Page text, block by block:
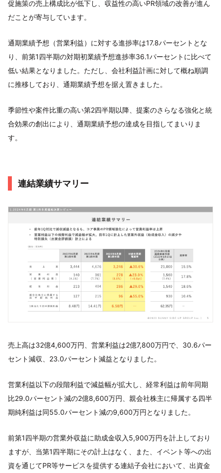
促施策の売上構成比が低下し、収益性の高いPR領域の改善が進ん
だことが寄与しています。
通期業績予想（営業利益）に対する進捗率は17.8パーセントとな
り、前第1四半期の対期初業績予想進捗率36.1パーセントに比べて
低い結果となりました。ただし、会社利益計画に対して概ね順調
に推移しており、通期業績予想を据え置きました。
季節性や案件比重の高い第2四半期以降、提案のさらなる強化と統
合効果の創出により、通期業績予想の達成を目指してまいりま
す。
連結業績サマリー
売上高は32億4,600万円、営業利益は2億7,800万円で、30.6パー
セント減収、23.0パーセント減益となりました。
営業利益以下の段階利益で減益幅が拡大し、経常利益は前年同期
比29.0パーセント減の2億8,600万円、親会社株主に帰属する四半
期純利益は同55.0パーセント減の9,600万円となりました。
前第1四半期の営業外収益に助成金収入5,900万円を計上しており
ますが、当第1四半期にその計上はなく、また、イベント等への出
資を通じてPR等サービスを提供する連結子会社において、出資金